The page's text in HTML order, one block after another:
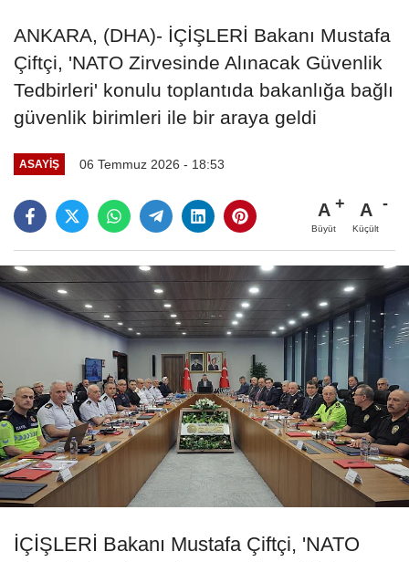
ANKARA, (DHA)- İÇİŞLERİ Bakanı Mustafa
Çiftçi, 'NATO Zirvesinde Alınacak Güvenlik
Tedbirleri' konulu toplantıda bakanlığa bağlı
güvenlik birimleri ile bir araya geldi
ASAYIŞ 06 Temmuz 2026 - 18:53
A
Büyüt
A
Küçült
İÇİŞLERİ Bakanı Mustafa Çiftçi, 'NATO